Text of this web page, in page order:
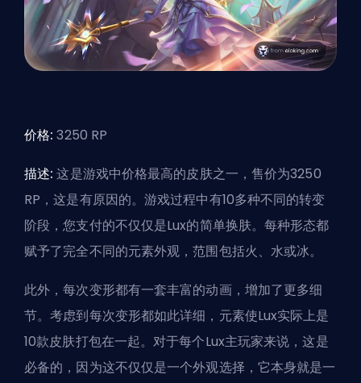
价格:3250 RP
描述:这是游戏中价格最高的皮肤之一，售价为3250
RP，这是有原因的。游戏过程中有10多种不同的转变
阶段，您支付的不仅仅是Lux的简单换肤。每种形态都
赋予了完全不同的元素外观，范围包括火、水或冰。
此外，每次变形都有一套丰富的动画，增加了更多细
节。考虑到每次变形都如此详细，元素使Lux实际上是
10款皮肤打包在一起。对于每个Lux主玩家来说，这是
必备的，因为这不仅仅是一个外观选择，它本身就是一